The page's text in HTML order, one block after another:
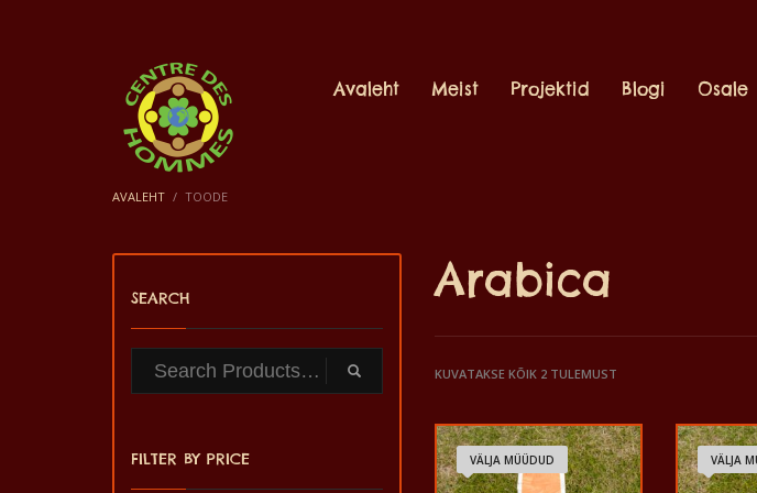
Avaleht Meist Projektid Blogi Osale
AVALEHT TOODE
Arabica
KUVATAKSE KÕIK 2 TULEMUST
VÄLJA MÜÜDUD VÄLJA
SEARCH
FILTER BY PRICE